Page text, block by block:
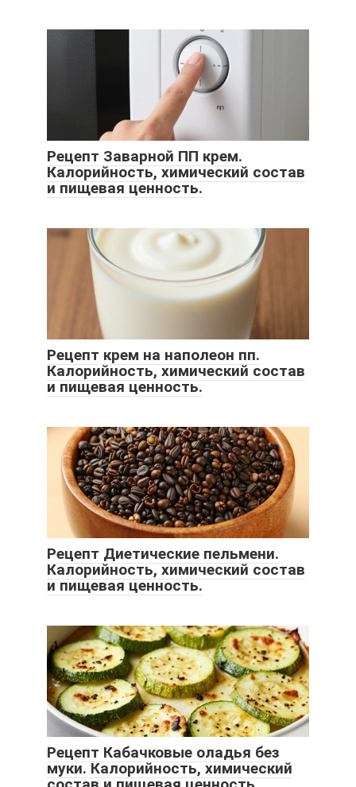
Рецепт Заварной ПП крем.
Калорийность, химический состав
и пищевая ценность.
Рецепт крем на наполеон пп.
Калорийность, химический состав
и пищевая ценность.
Рецепт Диетические пельмени.
Калорийность, химический состав
и пищевая ценность.
Рецепт Кабачковые оладья без
муки. Калорийность, химический